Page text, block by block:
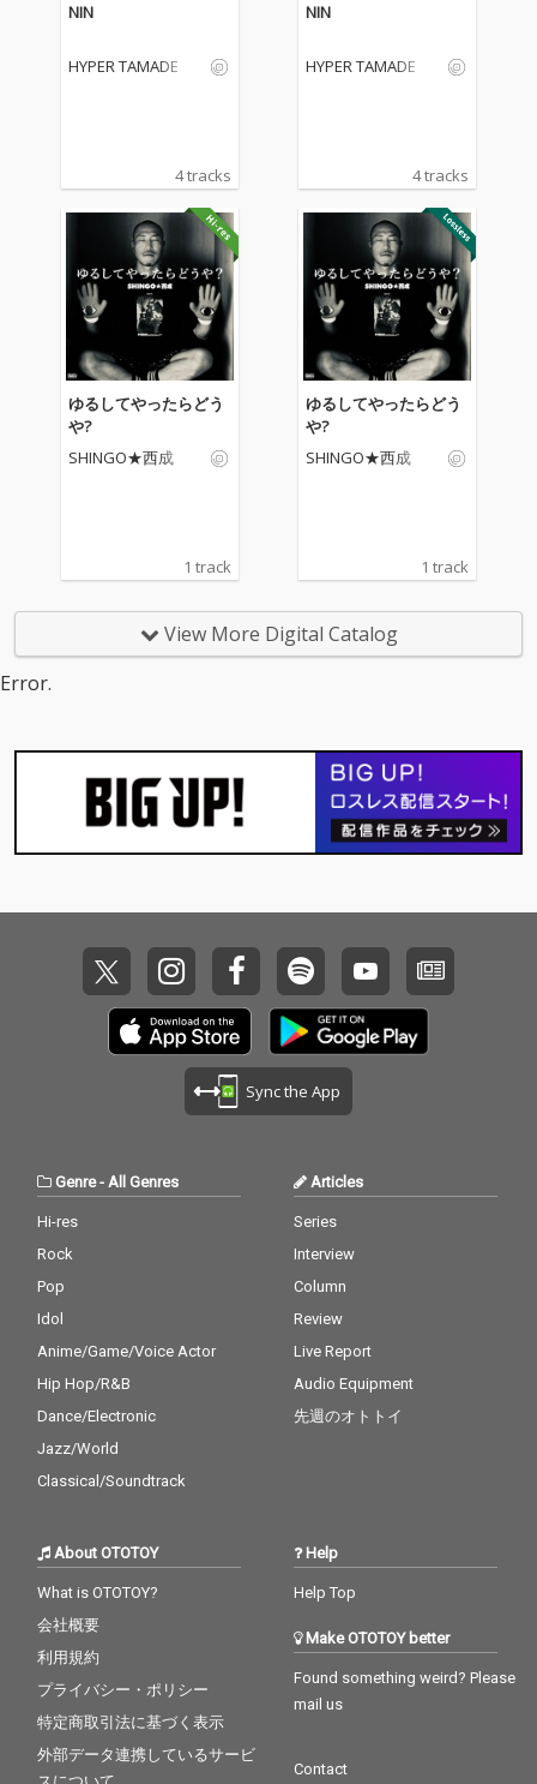
NIN
HYPER TAMADE
4 tracks
NIN
HYPER TAMADE
4 tracks
ゆるしてやったらどう
や?
SHINGO★西成
1 track
ゆるしてやったらどう
や?
SHINGO★西成
1 track
View More Digital Catalog
Error.
Sync the App
Genre- All Genres
Hi-res
Rock
Pop
Idol
Anime/Game/Voice Actor
Hip Hop/R&B
Dance/Electronic
Jazz/World
Classical/Soundtrack
Articles
Series
Interview
Column
Review
Live Report
Audio Equipment
先週のオトトイ
About OTOTOY
What is OTOTOY?
会社概要
利用規約
プライバシー・ポリシー
特定商取引法に基づく表示
外部データ連携しているサービ
Help
Help Top
Make OTOTOY better
Found something weird? Please
mail us
Contact